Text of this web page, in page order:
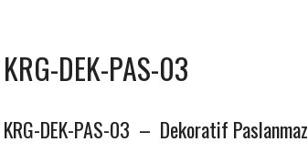
KRG-DEK-PAS-03
KRG-DEK-PAS-03 – Dekoratif Paslanmaz